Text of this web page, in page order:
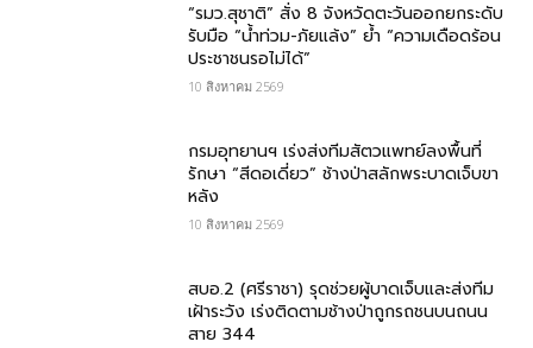
“รมว.สุชาติ” สั่ง 8 จังหวัดตะวันออกยกระดับ
รับมือ “น้ำท่วม-ภัยแล้ง” ย้ำ “ความเดือดร้อน
ประชาชนรอไม่ได้”
10 สิงหาคม 2569
กรมอุทยานฯ เร่งส่งทีมสัตวแพทย์ลงพื้นที่
รักษา “สีดอเดี่ยว” ช้างป่าสลักพระบาดเจ็บขา
หลัง
10 สิงหาคม 2569
สบอ.2 (ศรีราชา) รุดช่วยผู้บาดเจ็บและส่งทีม
เฝ้าระวัง เร่งติดตามช้างป่าถูกรถชนบนถนน
สาย 344